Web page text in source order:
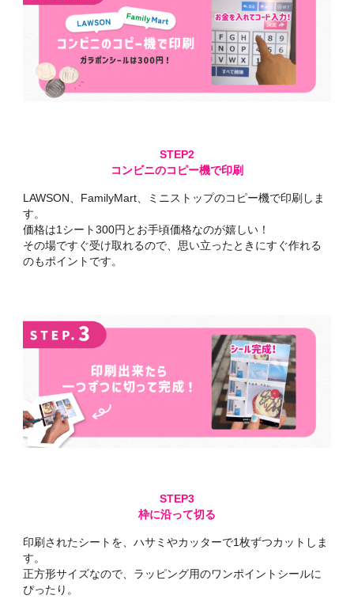
コンビニのコピー機で印刷
LAWSON、FamilyMart、ミニストップのコピー機で印刷しま
す。
価格は1シート300円とお手頃価格なのが嬉しい！
その場ですぐ受け取れるので、思い立ったときにすぐ作れる
のもポイントです。
枠に沿って切る
印刷されたシートを、ハサミやカッターで1枚ずつカットしま
す。
正方形サイズなので、ラッピング用のワンポイントシールに
ぴったり。